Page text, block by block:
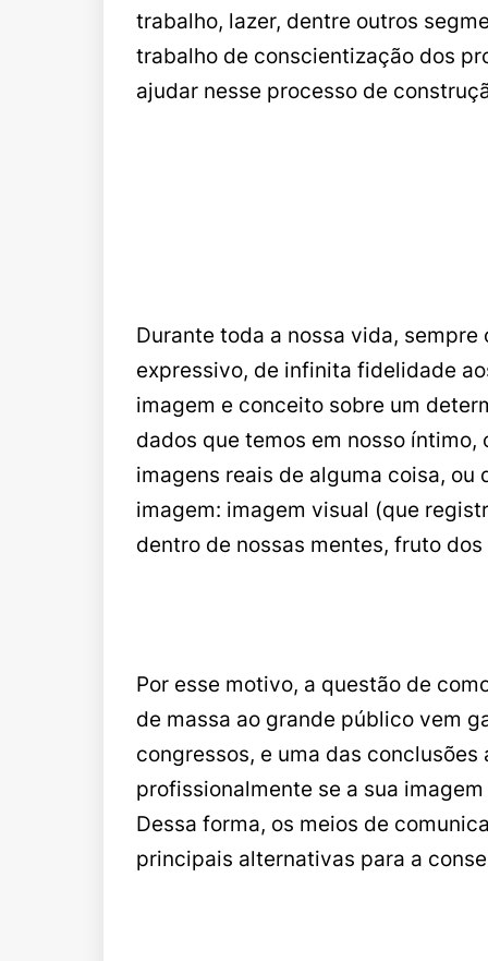
trabalho, lazer, dentre outros
trabalho de conscientização dos
ajudar nesse processo de
Durante toda a nossa vida,
expressivo, de infinita fidelidade
imagem e conceito sobre um
dados que temos em nosso
imagens reais de alguma coisa, ou
imagem: imagem visual (que
dentro de nossas mentes, fruto
Por esse motivo, a questão de
de massa ao grande público vem
congressos, e uma das
profissionalmente se a sua
Dessa forma, os meios de
principais alternativas para a